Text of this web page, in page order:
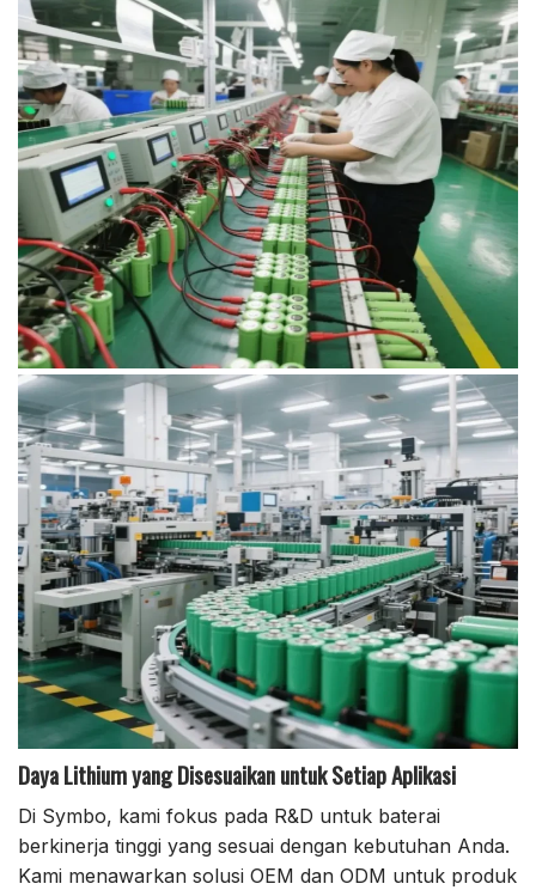
Daya Lithium yang Disesuaikan untuk Setiap Aplikasi
Di Symbo, kami fokus pada R&D untuk baterai
berkinerja tinggi yang sesuai dengan kebutuhan Anda.
Kami menawarkan solusi OEM dan ODM untuk produk